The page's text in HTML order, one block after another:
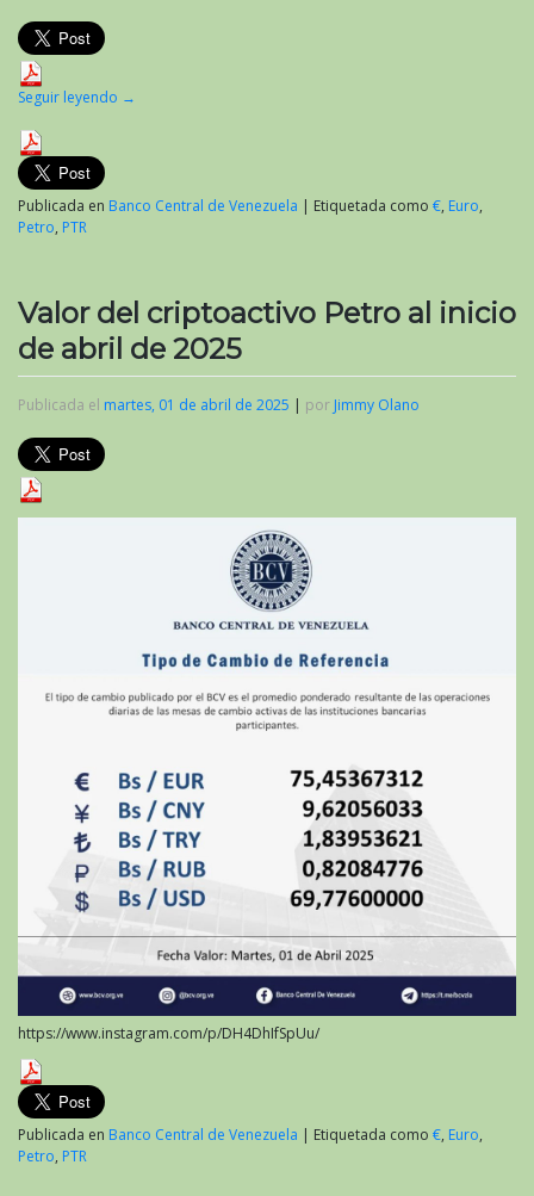
Seguir leyendo →
Publicada en Banco Central de Venezuela | Etiquetada como €, Euro,
Petro, PTR
Valor del criptoactivo Petro al inicio
de abril de 2025
Publicada el martes, 01 de abril de 2025 | por Jimmy Olano
https://www.instagram.com/p/DH4DhIfSpUu/
Publicada en Banco Central de Venezuela | Etiquetada como €, Euro,
Petro, PTR